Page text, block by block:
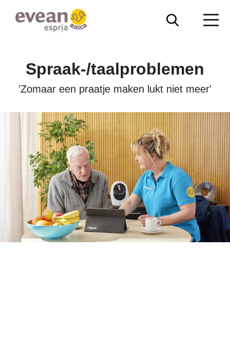
Spraak-/taalproblemen
'Zomaar een praatje maken lukt niet meer'